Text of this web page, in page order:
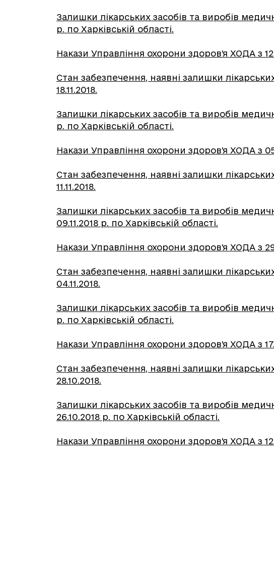
Залишки лікарських засобів та виробів
р. по Харківській області.
Накази Управління охорони здоров'я ХОДА з
Стан забезпечення, наявні залишки
18.11.2018.
Залишки лікарських засобів та виробів
р. по Харківській області.
Накази Управління охорони здоров'я ХОДА з
Стан забезпечення, наявні залишки
11.11.2018.
Залишки лікарських засобів та виробів
09.11.2018 р. по Харківській області.
Накази Управління охорони здоров'я ХОДА з
Стан забезпечення, наявні залишки
04.11.2018.
Залишки лікарських засобів та виробів
р. по Харківській області.
Накази Управління охорони здоров'я ХОДА з
Стан забезпечення, наявні залишки
28.10.2018.
Залишки лікарських засобів та виробів
26.10.2018 р. по Харківській області.
Накази Управління охорони здоров'я ХОДА з